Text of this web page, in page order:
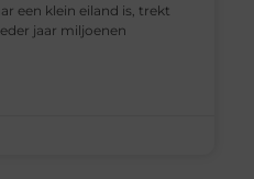
een klein eiland is, trekt
jaar miljoenen